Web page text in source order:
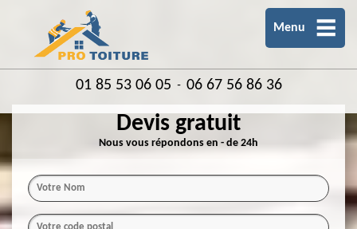
Menu
01 85 53 06 05 - 06 67 56 86 36
Devis gratuit
Nous vous répondons en - de 24h